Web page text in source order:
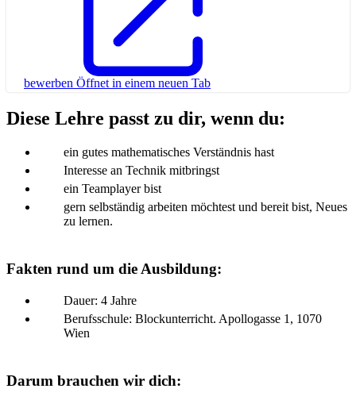
bewerben Öffnet in einem neuen Tab
Diese Lehre passt zu dir, wenn du:
ein gutes mathematisches Verständnis hast
Interesse an Technik mitbringst
ein Teamplayer bist
gern selbständig arbeiten möchtest und bereit bist, Neues
zu lernen.
Fakten rund um die Ausbildung:
Dauer: 4 Jahre
Berufsschule: Blockunterricht. Apollogasse 1, 1070
Wien
Darum brauchen wir dich: